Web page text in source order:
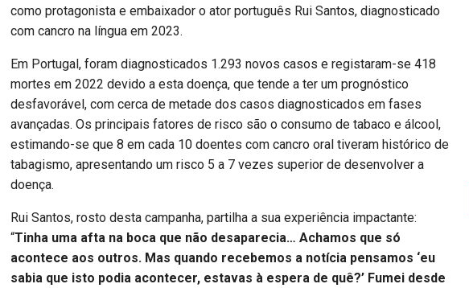
como protagonista e embaixador o ator português Rui Santos, diagnosticado
com cancro na língua em 2023.
Em Portugal, foram diagnosticados 1.293 novos casos e registaram-se 418
mortes em 2022 devido a esta doença, que tende a ter um prognóstico
desfavorável, com cerca de metade dos casos diagnosticados em fases
avançadas. Os principais fatores de risco são o consumo de tabaco e álcool,
estimando-se que 8 em cada 10 doentes com cancro oral tiveram histórico de
tabagismo, apresentando um risco 5 a 7 vezes superior de desenvolver a
doença.
Rui Santos, rosto desta campanha, partilha a sua experiência impactante:
“Tinha uma afta na boca que não desaparecia… Achamos que só
acontece aos outros. Mas quando recebemos a notícia pensamos ‘eu
sabia que isto podia acontecer, estavas à espera de quê?’ Fumei desde